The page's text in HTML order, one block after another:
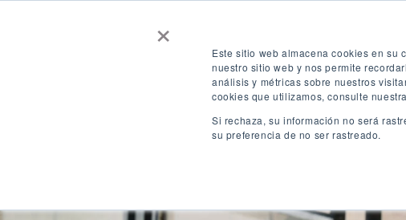
×
Este sitio web almacena cookies en su
nuestro sitio web y nos permite
análisis y métricas sobre nuestros
cookies que utilizamos, consulte
Si rechaza, su información no será
su preferencia de no ser rastreado.
ES
Destinos